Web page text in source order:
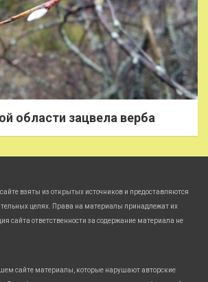
области зацвела верба
взяты из открытых источников и предоставляются
целях. Права на материалы принадлежат их
сайта ответственности за содержание материала не
сайте материалы, которые нарушают авторские